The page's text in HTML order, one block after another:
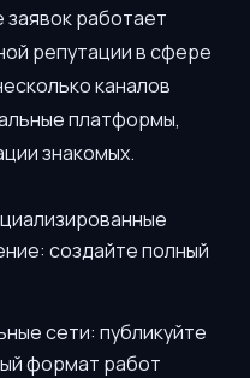
работает
репутации в сфере
каналов
платформы,
знакомых.
создайте полный
сети: публикуйте
формат работ